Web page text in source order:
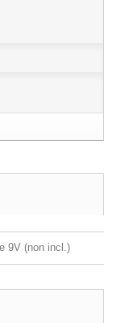
9V (non incl.)